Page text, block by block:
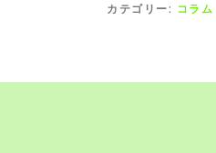
カテゴリー: コラム